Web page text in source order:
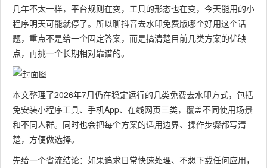
几年不太一样，平台规则在变，工具的形态也在变，今天能用的小
程序明天可能就停了。所以聊抖音去水印免费版哪个好用这个话
题，重点不是给一个固定答案，而是搞清楚目前几类方案的优缺
点，再挑一个长期相对靠谱的。
本文整理了2026年7月仍在稳定运行的几类免费去水印方式，包括
免安装小程序工具、手机App、在线网页三类，覆盖不同使用场景
和不同人群。同时也会把每个方案的适用边界、操作步骤都写清
楚，方便做选择。
先给一个省流结论：如果追求日常快速处理、不想下载任何应用，